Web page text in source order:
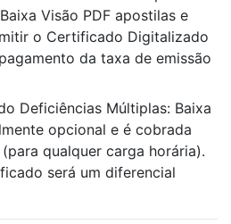
Visão PDF apostilas e
o Certificado Digitalizado
da taxa de emissão
Deficiências Múltiplas: Baixa
opcional e é cobrada
(para qualquer carga horária).
será um diferencial